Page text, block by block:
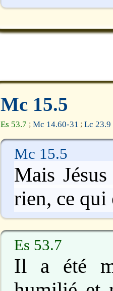
Mc 15.5
Es 53.7 ; Mc 14.60-31 ; Lc 23.9
Mc 15.5
Mais
rien, ce qui
Es 53.7
Il a été